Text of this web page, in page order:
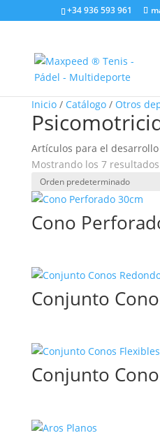
+34 936 593 961
Inicio/ Catálogo/ Otros
Artículos para el
Mostrando los 7 resultados
Cono
Conjunto
Conjunto